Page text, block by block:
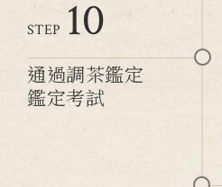
STEP 10
通過調茶鑑定
鑑定考試